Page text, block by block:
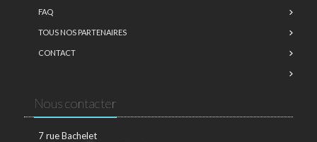
FAQ
TOUS NOS PARTENAIRES
CONTACT
Nous contacter
7 rue Bachelet